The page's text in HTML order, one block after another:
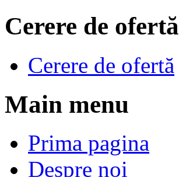
Cerere de ofertă
Cerere de ofertă
Main menu
Prima pagina
Despre noi